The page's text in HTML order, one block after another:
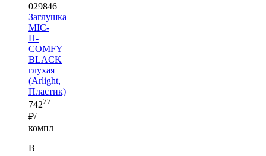
029846
Заглушка
MIC-
H-
COMFY
BLACK
глухая
(Arlight,
Пластик)
74277
₽/
компл
В